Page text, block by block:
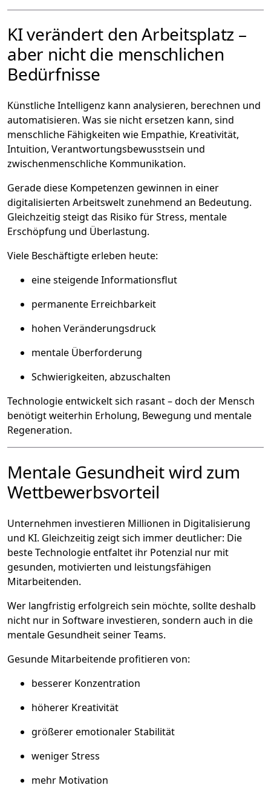
KI verändert den Arbeitsplatz –
aber nicht die menschlichen
Bedürfnisse
Künstliche Intelligenz kann analysieren, berechnen und
automatisieren. Was sie nicht ersetzen kann, sind
menschliche Fähigkeiten wie Empathie, Kreativität,
Intuition, Verantwortungsbewusstsein und
zwischenmenschliche Kommunikation.
Gerade diese Kompetenzen gewinnen in einer
digitalisierten Arbeitswelt zunehmend an Bedeutung.
Gleichzeitig steigt das Risiko für Stress, mentale
Erschöpfung und Überlastung.
Viele Beschäftigte erleben heute:
eine steigende Informationsflut
permanente Erreichbarkeit
hohen Veränderungsdruck
mentale Überforderung
Schwierigkeiten, abzuschalten
Technologie entwickelt sich rasant – doch der Mensch
benötigt weiterhin Erholung, Bewegung und mentale
Regeneration.
Mentale Gesundheit wird zum
Wettbewerbsvorteil
Unternehmen investieren Millionen in Digitalisierung
und KI. Gleichzeitig zeigt sich immer deutlicher: Die
beste Technologie entfaltet ihr Potenzial nur mit
gesunden, motivierten und leistungsfähigen
Mitarbeitenden.
Wer langfristig erfolgreich sein möchte, sollte deshalb
nicht nur in Software investieren, sondern auch in die
mentale Gesundheit seiner Teams.
Gesunde Mitarbeitende profitieren von:
besserer Konzentration
höherer Kreativität
größerer emotionaler Stabilität
weniger Stress
mehr Motivation